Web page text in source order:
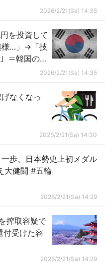
2026/2/21(Sa) 14:35
を投資して
様…」→「技
＝韓国の反
2026/2/21(Sa) 14:35
なくなっ
2026/2/21(Sa) 14:30
歩、日本勢史上初メダル
大健闘 #五輪
2026/2/21(Sa) 14:29
搾取容疑で
受けた容
2026/2/21(Sa) 14:29